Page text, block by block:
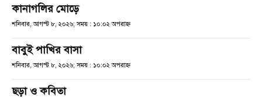
কানাগলির মোড়ে
শনিবার, আগস্ট ৮, ২০২৬; সময় : ১০:০২ অপরাহ্ণ
বাবুই পাখির বাসা
শনিবার, আগস্ট ৮, ২০২৬; সময় : ১০:০২ অপরাহ্ণ
ছড়া ও কবিতা